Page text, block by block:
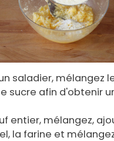
saladier, mélangez
sucre afin d'obtenir
entier, mélangez,
la farine et